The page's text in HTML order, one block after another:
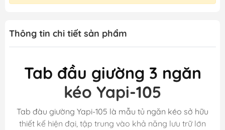
Thông tin chi tiết sản phẩm
Tab đầu giường 3 ngăn
kéo Yapi-105
Tab đàu giường Yapi-105 là mẫu tủ ngăn kéo sở hữu
thiết kế hiện đại, tập trung vào khả năng lưu trữ lớn